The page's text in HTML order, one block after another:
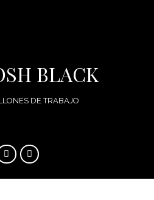
BLACK
DE TRABAJO